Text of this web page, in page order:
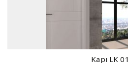
Kapı LK 01